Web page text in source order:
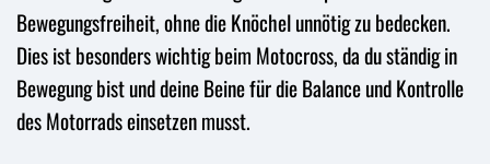
Bewegungsfreiheit, ohne die Knöchel unnötig zu bedecken.
Dies ist besonders wichtig beim Motocross, da du ständig in
Bewegung bist und deine Beine für die Balance und Kontrolle
des Motorrads einsetzen musst.